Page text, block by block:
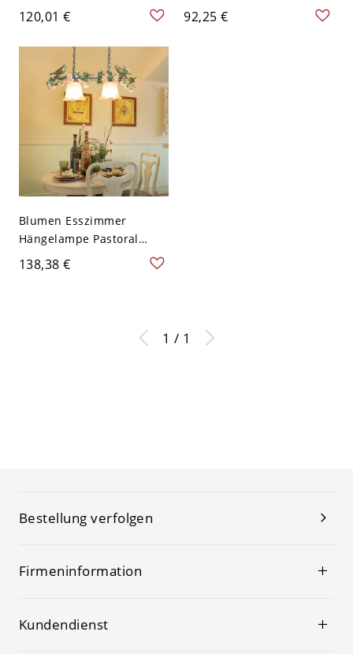
opalisierendem
Glasschirm im
zeitgenössischen Stil -
110V-120V Schwarz Glocke
120,01 €
Wandleuchte mit Glas in
frostigem weißen Schirm -
92,25 €
Blumen Esszimmer
Hängelampe Pastoral
Weißes Glas
Inselbeleuchtung mit
138,38 €
1 / 1
Bestellung verfolgen
Firmeninformation
Kundendienst